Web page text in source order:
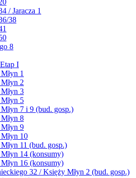
/ Jaracza 1
38
8
I
1
2
3
5
7 i 9 (bud. gosp.)
8
9
10
11 (bud. gosp.)
14 (konsumy)
16 (konsumy)
32 / Księży Młyn 2 (bud. gosp.)